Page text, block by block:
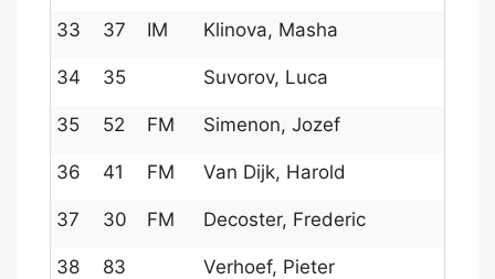
33 37 IM Klinova, Masha
34 35 Suvorov, Luca
35 52 FM Simenon, Jozef
36 41 FM Van Dijk, Harold
37 30 FM Decoster, Frederic
38 83 Verhoef, Pieter